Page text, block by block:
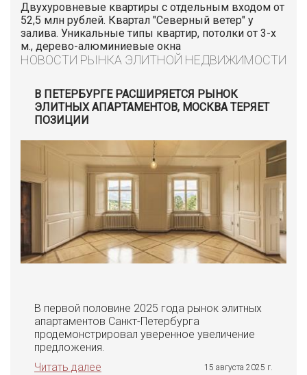
Двухуровневые квартиры с отдельным входом от
52,5 млн рублей. Квартал "Северный ветер" у
залива. Уникальные типы квартир, потолки от 3-х
м., дерево-алюминиевые окна
НОВОСТИ РЫНКА ЭЛИТНОЙ НЕДВИЖИМОСТИ
В ПЕТЕРБУРГЕ РАСШИРЯЕТСЯ РЫНОК
ЭЛИТНЫХ АПАРТАМЕНТОВ, МОСКВА ТЕРЯЕТ
ПОЗИЦИИ
В первой половине 2025 года рынок элитных
апартаментов Санкт-Петербурга
продемонстрировал уверенное увеличение
предложения.
Читать далее
15 августа 2025 г.